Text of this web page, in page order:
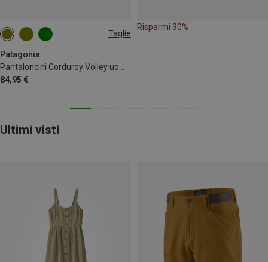
Taglie
Patagonia
84,95 €
L XL
Risparmi 30%
Ultimi visti